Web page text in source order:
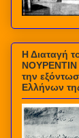
Η Διαταγή
ΝΟΥΡΕΝΤΙΝ
την
Ελλήνων